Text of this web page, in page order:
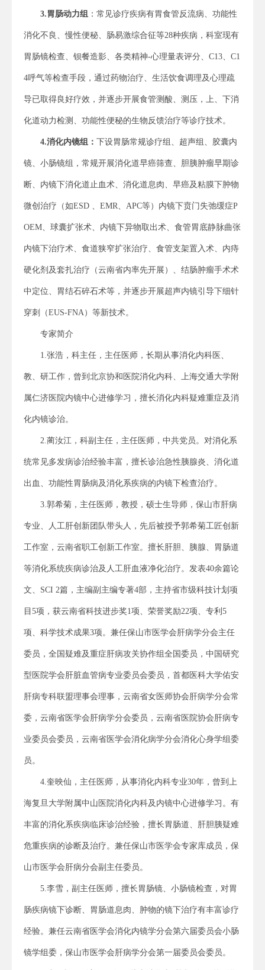
3. 胃肠动力组 ：常见诊疗疾病有胃食管反流病、功能性
消化不良、慢性便秘、肠易激综合征等28种疾病，科室现有
胃肠镜检查、钡餐造影、各类精神-心理量表评分、C13、C1
4呼气等检查手段，通过药物治疗、生活饮食调理及心理疏
导已取得良好疗效，并逐步开展食管测酸、测压，上、下消
化道动力检测、功能性便秘的生物反馈治疗等诊疗技术。
4.消化内镜组： 下设胃肠常规诊疗组、超声组、胶囊内
镜、小肠镜组，常规开展消化道早癌筛查、胆胰肿瘤早期诊
断、内镜下消化道止血术、消化道息肉、早癌及粘膜下肿物
微创治疗（如ESD 、EMR、APC等）内镜下贲门失弛缓症P
OEM、球囊扩张术、内镜下异物取出术、食管胃底静脉曲张
内镜下治疗术、食道狭窄扩张治疗、食管支架置入术、内痔
硬化剂及套扎治疗（云南省内率先开展）、结肠肿瘤手术术
中定位、胃结石碎石术等，并逐步开展超声内镜引导下细针
穿刺（EUS-FNA）等新技术。
专家简介
1.张浩，科主任，主任医师，长期从事消化内科医、
教、研工作，曾到北京协和医院消化内科、上海交通大学附
属仁济医院内镜中心进修学习，擅长消化内科疑难重症及消
化内镜诊治。
2.蔺汝江，科副主任，主任医师，中共党员。对消化系
统常见多发病诊治经验丰富，擅长诊治急性胰腺炎、消化道
出血、功能性胃肠病及消化系疾病的内镜下检查治疗。
3.郭希菊，主任医师，教授，硕士生导师，保山市肝病
专业、人工肝创新团队带头人，先后被授予郭希菊工匠创新
工作室，云南省职工创新工作室。擅长肝胆、胰腺、胃肠道
等消化系统疾病诊治及人工肝血液净化治疗。发表40余篇论
文、SCI 2篇，主编副主编专著4部，主持省市级科技计划项
目5项，获云南省科技进步奖1项、荣誉奖励22项、专利5
项、科学技术成果3项。兼任保山市医学会肝病学分会主任
委员，全国疑难及重症肝病攻关协作组全国委员，中国研究
型医院学会肝脏血管病专业委员会委员，首都医科大学佑安
肝病专科联盟理事会理事，云南省女医师协会肝病学分会常
委，云南省医学会肝病学分会委员，云南省医院协会肝病专
业委员会委员，云南省医学会消化病学分会消化心身学组委
员。
4.奎映仙，主任医师，从事消化内科专业30年，曾到上
海复旦大学附属中山医院消化内科及内镜中心进修学习。有
丰富的消化系疾病临床诊治经验，擅长胃肠道、肝胆胰疑难
危重疾病的诊断及治疗。兼任保山市医学会专家库成员，保
山市医学会肝病分会副主任委员。
5.李雪，副主任医师，擅长胃肠镜、小肠镜检查，对胃
肠疾病镜下诊断、胃肠道息肉、肿物的镜下治疗有丰富诊疗
经验。兼任云南省医学会消化内镜学分会第六届委员会小肠
镜学组委，保山市医学会肝病学分会第一届委员会委员。